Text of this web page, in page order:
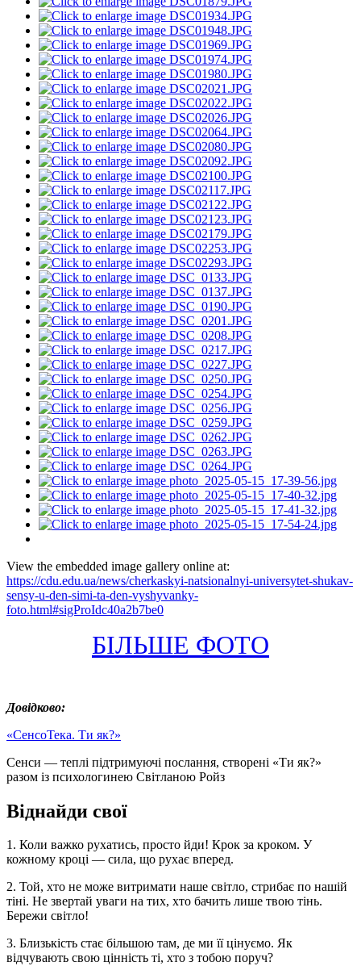
View the embedded image gallery online at:
https://cdu.edu.ua/news/cherkaskyi-natsionalnyi-universytet-shukav-
sensy-u-den-simi-ta-den-vyshyvanky-
foto.html#sigProIdc40a2b7be0
БІЛЬШЕ ФОТО
Довідково:
«СенсоТека. Ти як?»
Сенси — теплі підтримуючі послання, створені «Ти як?»
разом із психологинею Світланою Ройз
Віднайди свої
1. Коли важко рухатись, просто йди! Крок за кроком. У
кожному кроці — сила, що рухає вперед.
2. Той, хто не може витримати наше світло, стрибає по нашій
тіні. Не звертай уваги на тих, хто бачить лише твою тінь.
Бережи світло!
3. Близькість стає більшою там, де ми її цінуємо. Як
відчувають свою цінність ті, хто з тобою поруч?